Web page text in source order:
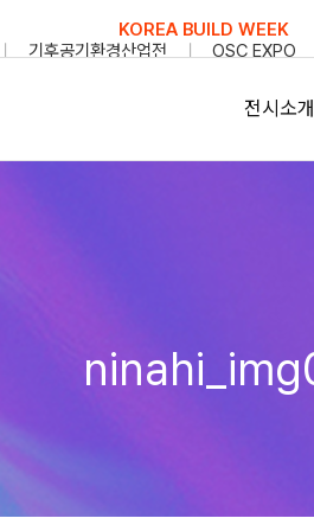
KOREA BUILD WEEK
기후공기환경산업전 OSC EXPO
전시소개